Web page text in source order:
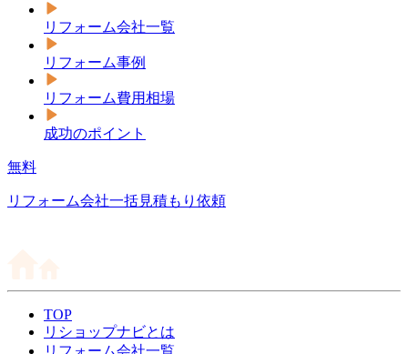
リフォーム会社一覧
リフォーム事例
リフォーム費用相場
成功のポイント
無料
リフォーム会社一括見積もり依頼
TOP
リショップナビとは
リフォーム会社一覧